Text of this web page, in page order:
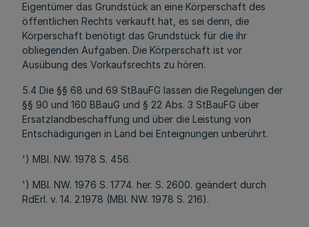
Eigentümer das Grundstück an eine Körperschaft des
öffentlichen Rechts verkauft hat, es sei denn, die
Körperschaft benötigt das Grundstück für die ihr
obliegenden Aufgaben. Die Körperschaft ist vor
Ausübung des Vorkaufsrechts zu hören.
5.4 Die §§ 68 und 69 StBauFG lassen die Regelungen der
§§ 90 und 160 BBauG und § 22 Abs. 3 StBauFG über
Ersatzlandbeschaffung und über die Leistung von
Entschädigungen in Land bei Enteignungen unberührt.
') MBl. NW. 1978 S. 456.
') MBl. NW. 1976 S. 1774. her. S. 2600. geändert durch
RdErl. v. 14. 2.1978 (MBl. NW. 1978 S. 216).